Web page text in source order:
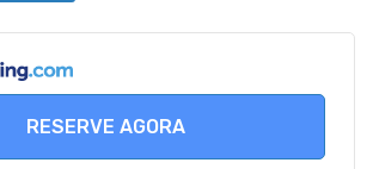
RESERVE AGORA